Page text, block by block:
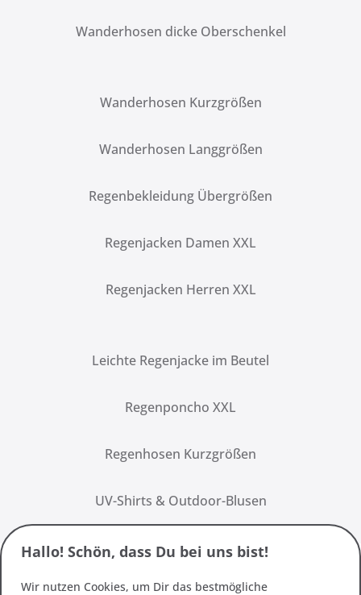
Wanderhosen dicke Oberschenkel
Wanderhosen Kurzgrößen
Wanderhosen Langgrößen
Regenbekleidung Übergrößen
Regenjacken Damen XXL
Regenjacken Herren XXL
Leichte Regenjacke im Beutel
Regenponcho XXL
Regenhosen Kurzgrößen
UV-Shirts & Outdoor-Blusen
Hallo! Schön, dass Du bei uns bist!
Wir nutzen Cookies, um Dir das bestmögliche